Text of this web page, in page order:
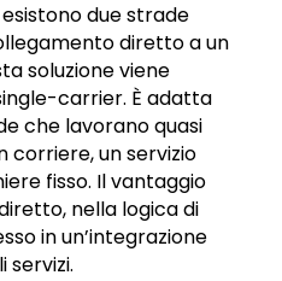
due strade
diretto a un
soluzione viene
carrier. È adatta
che lavorano quasi
corriere, un servizio
fisso. Il vantaggio
nella logica di
in un’integrazione
servizi.